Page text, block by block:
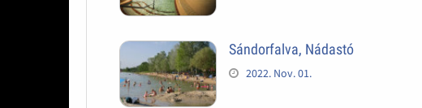
Sándorfalva, Nádastó
2022. Nov. 01.